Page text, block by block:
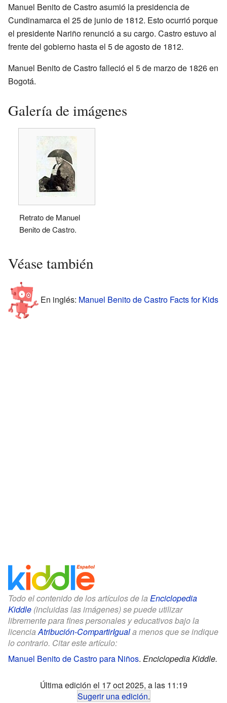
Manuel Benito de Castro asumió la presidencia de
Cundinamarca el 25 de junio de 1812. Esto ocurrió porque
el presidente Nariño renunció a su cargo. Castro estuvo al
frente del gobierno hasta el 5 de agosto de 1812.
Manuel Benito de Castro falleció el 5 de marzo de 1826 en
Bogotá.
Galería de imágenes
Retrato de Manuel
Benito de Castro.
Véase también
En inglés: Manuel Benito de Castro Facts for Kids
Todo el contenido de los artículos de la Enciclopedia
Kiddle (incluidas las imágenes) se puede utilizar
libremente para fines personales y educativos bajo la
licencia Atribución-CompartirIguala menos que se indique
lo contrario. Citar este artículo:
Manuel Benito de Castro para Niños. Enciclopedia Kiddle.
Última edición el 17 oct 2025, a las 11:19
Sugerir una edición.